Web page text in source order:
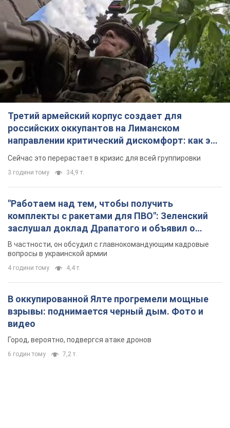
Третий армейский корпус создает для
российских оккупантов на Лиманском
направлении критический дискомфорт: как это
удалось
Сейчас это перерастает в кризис для всей группировки
3 години тому 34,9 т.
"Работаем над тем, чтобы получить
комплекты с ракетами для ПВО": Зеленский
заслушал доклад Драпатого и объявил о
новых мерах
В частности, он обсудил с главнокомандующим кадровые
вопросы в украинской армии
4 години тому 4,4 т.
В оккупированной Ялте прогремели мощные
взрывы: поднимается черный дым. Фото и
видео
Город, вероятно, подвергся атаке дронов
6 годин тому 7,2 т.